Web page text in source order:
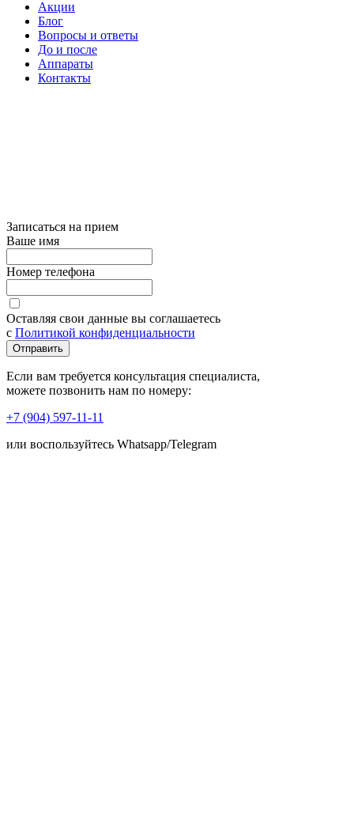
Акции
Блог
Вопросы и ответы
До и после
Аппараты
Контакты
Записаться на прием
Ваше имя
Номер телефона
Оставляя свои данные вы соглашаетесь
с Политикой конфиденциальности
Отправить
Если вам требуется консультация специалиста,
можете позвонить нам по номеру:
+7 (904) 597-11-11
или воспользуйтесь Whatsapp/Telegram